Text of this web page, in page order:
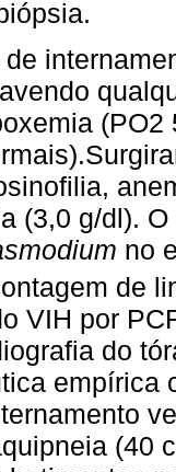
(3,0 g/dl).
no
de
VIH por
do
empírica
(40